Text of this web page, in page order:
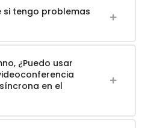
si tengo problemas
¿Puedo usar
en el